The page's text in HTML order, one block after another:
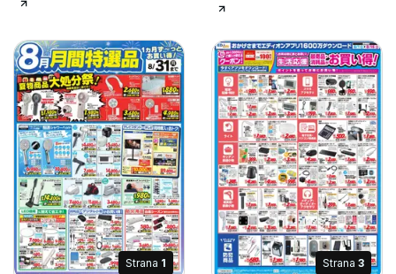
Strana 1 Strana 3